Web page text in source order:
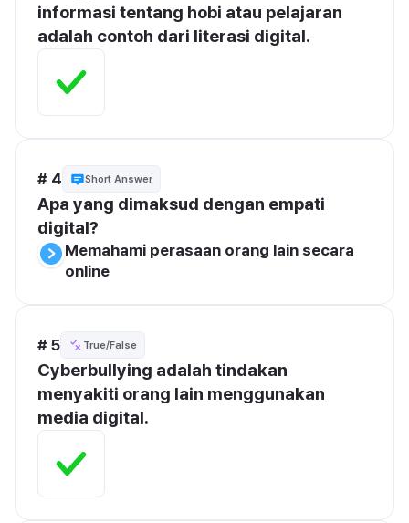
informasi tentang hobi atau pelajaran
adalah contoh dari literasi digital.
# 4 Short Answer
Apa yang dimaksud dengan empati
digital?
Memahami perasaan orang lain secara
online
# 5 True/False
Cyberbullying adalah tindakan
menyakiti orang lain menggunakan
media digital.